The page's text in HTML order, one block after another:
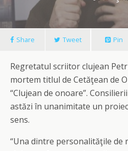
Share Tweet Pin
Regretatul scriitor clujean
mortem titlul de Cetăţean de
“Clujean de onoare”.
astăzi în unanimitate un
sens.
“Una dintre personalităţile de